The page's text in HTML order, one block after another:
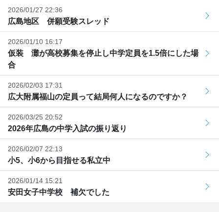
2026/01/27 22:36
広島地区 併願受験スレッド
2026/01/10 16:17
仮装 灘が高校募集を停止し中学定員を1.5倍にした場
合
2026/02/03 17:31
広大附属福山の定員って結局何人になるのですか？
2026/03/25 20:52
2026年広島の中学入試の振り返り
2026/02/07 22:13
小5、小6から目指せる私立中
2026/01/14 15:21
安田女子中学校 補欠でした